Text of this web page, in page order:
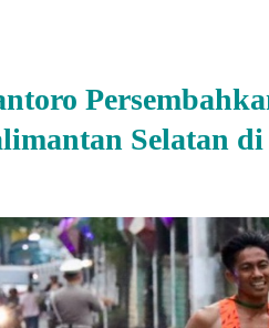
Selatan